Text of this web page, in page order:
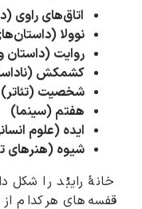
اتاق‌های راوی
نوولا (داستان‌های
روایت (داستان و
کشمکش
شخصیت (تئاتر)
هفتم (سینما)
ایده (علوم
شیوه (هنرهای
خانۀ رایبُد را شکل
قفسه‌های هرکدام از